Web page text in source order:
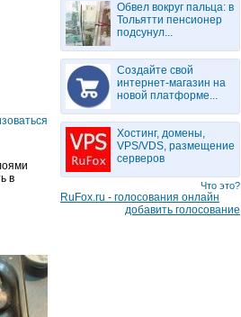
Обвел вокруг пальца: в
Тольятти пенсионер
подсунул...
Создайте свой
интернет-магазин на
новой платформе...
Хостинг, домены,
VPS/VDS, размещение
серверов
Что это?
RuFox.ru - голосования онлайн
добавить голосование
в